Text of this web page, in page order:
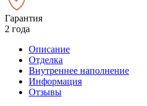
Гарантия
2 года
Описание
Отделка
Внутреннее наполнение
Информация
Отзывы